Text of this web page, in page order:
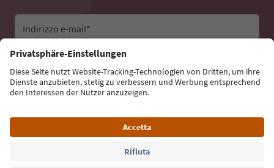
Indirizzo e-mail*
Iscriviti alla newsletter